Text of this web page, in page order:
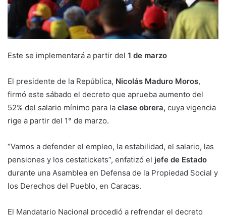
Este se implementará a partir del 1 de marzo
El presidente de la República, Nicolás Maduro Moros,
firmó este sábado el decreto que aprueba aumento del
52% del salario mínimo para la clase obrera, cuya vigencia
rige a partir del 1° de marzo.
“Vamos a defender el empleo, la estabilidad, el salario, las
pensiones y los cestatickets”, enfatizó el jefe de Estado
durante una Asamblea en Defensa de la Propiedad Social y
los Derechos del Pueblo, en Caracas.
El Mandatario Nacional procedió a refrendar el decreto